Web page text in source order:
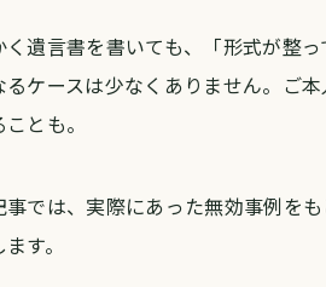
く遺言書を書いても、「形式が整
るケースは少なくありません。ご
とも。
事では、実際にあった無効事例を
す。